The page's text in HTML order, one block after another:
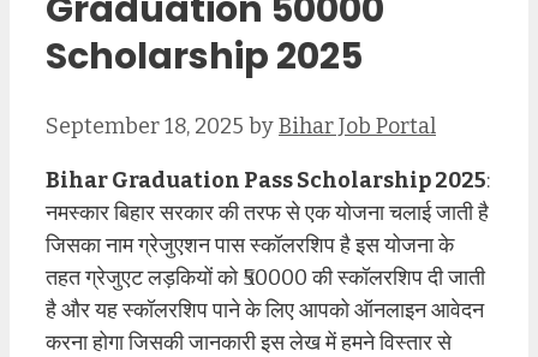
Scholarship 2025
September 18, 2025 byBihar Job Portal
Bihar Graduation Pass Scholarship 2025:
नमस्कार बिहार सरकार की तरफ से एक योजना चलाई जाती है
जिसका नाम ग्रेजुएशन पास स्कॉलरशिप है इस योजना के
तहत ग्रेजुएट लड़कियों को ₹50000 की स्कॉलरशिप दी जाती
है और यह स्कॉलरशिप पाने के लिए आपको ऑनलाइन आवेदन
करना होगा जिसकी जानकारी इस लेख में हमने विस्तार से